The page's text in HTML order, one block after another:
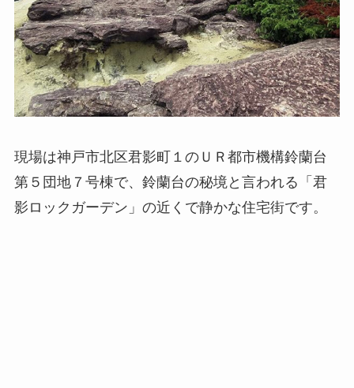
現場は神戸市北区君影町１のＵＲ都市機構鈴蘭台
第５団地７号棟で、鈴蘭台の秘境と言われる「君
影ロックガーデン」の近くで静かな住宅街です。